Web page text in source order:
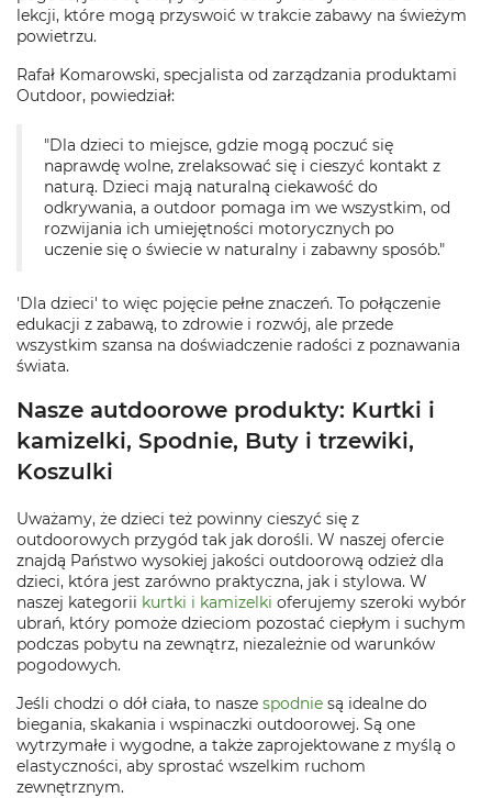
lekcji, które mogą przyswoić w trakcie zabawy na świeżym
powietrzu.
Rafał Komarowski, specjalista od zarządzania produktami
Outdoor, powiedział:
"Dla dzieci to miejsce, gdzie mogą poczuć się
naprawdę wolne, zrelaksować się i cieszyć kontakt z
naturą. Dzieci mają naturalną ciekawość do
odkrywania, a outdoor pomaga im we wszystkim, od
rozwijania ich umiejętności motorycznych po
uczenie się o świecie w naturalny i zabawny sposób."
'Dla dzieci' to więc pojęcie pełne znaczeń. To połączenie
edukacji z zabawą, to zdrowie i rozwój, ale przede
wszystkim szansa na doświadczenie radości z poznawania
świata.
Nasze autdoorowe produkty: Kurtki i
kamizelki, Spodnie, Buty i trzewiki,
Koszulki
Uważamy, że dzieci też powinny cieszyć się z
outdoorowych przygód tak jak dorośli. W naszej ofercie
znajdą Państwo wysokiej jakości outdoorową odzież dla
dzieci, która jest zarówno praktyczna, jak i stylowa. W
naszej kategorii kurtki i kamizelki oferujemy szeroki wybór
ubrań, który pomoże dzieciom pozostać ciepłym i suchym
podczas pobytu na zewnątrz, niezależnie od warunków
pogodowych.
Jeśli chodzi o dół ciała, to nasze spodnie są idealne do
biegania, skakania i wspinaczki outdoorowej. Są one
wytrzymałe i wygodne, a także zaprojektowane z myślą o
elastyczności, aby sprostać wszelkim ruchom
zewnętrznym.